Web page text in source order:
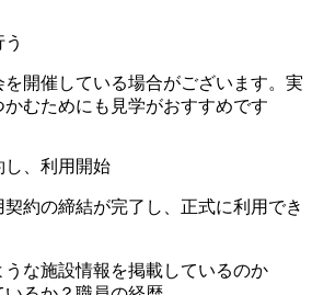
開催している場合がございます。実
むためにも見学がおすすめです
し、利用開始
約の締結が完了し、正式に利用でき
な施設情報を掲載しているのか